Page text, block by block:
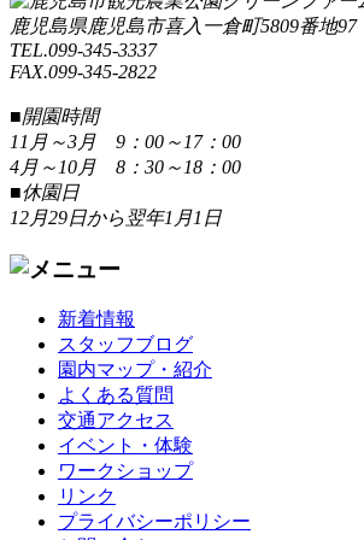
鹿児島県鹿児島市喜入一倉町5809番地97
TEL.099-345-3337
FAX.099-345-2822
■開園時間
11月～3月 9：00～17：00
4月～10月 8：30～18：00
■休園日
12月29日から翌年1月1日
新着情報
スタッフブログ
園内マップ・紹介
よくある質問
交通アクセス
イベント・体験
ワークショップ
リンク
プライバシーポリシー